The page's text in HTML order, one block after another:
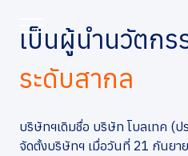
หน้าหลัก
เกี่ยวกับเรา
สำคัญ
เป็นผู้นำนวัตก
ระดับสากล
บริษัทฯเดิมชื่อ บริษัท โบลเทค (ป
จัดตั้งบริษัทฯ เมื่อวันที่ 21 กันย